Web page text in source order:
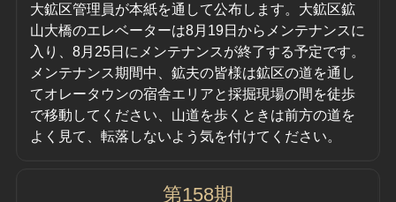
大鉱区管理員が本紙を通して公布します。大鉱区鉱
山大橋のエレベーターは8月19日からメンテナンスに
入り、8月25日にメンテナンスが終了する予定です。
メンテナンス期間中、鉱夫の皆様は鉱区の道を通し
てオレータウンの宿舎エリアと採掘現場の間を徒歩
で移動してください、山道を歩くときは前方の道を
よく見て、転落しないよう気を付けてください。
第158期